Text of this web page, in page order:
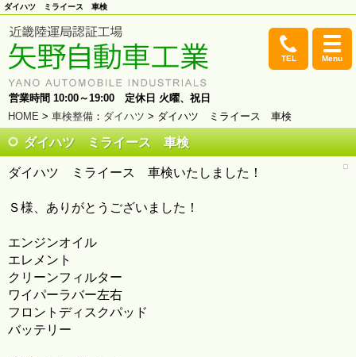
ダイハツ ミライース 車検
TEL Menu
営業時間 10:00～19:00 定休日 火曜、祝日
HOME > 車検整備 ： ダイハツ > ダイハツ ミライース 車検
ダイハツ ミライース 車検
ダイハツ ミライース 車検いたしました！
Ｓ様、ありがとうございました！
エンジンオイル
エレメント
クリーンフィルター
ワイパーラバー左右
フロントディスクパッド
バッテリー